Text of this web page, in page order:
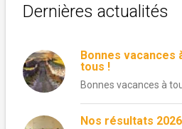
Dernières actualités
Bonnes vacances
tous !
Bonnes vacances à
Nos résultats 2026